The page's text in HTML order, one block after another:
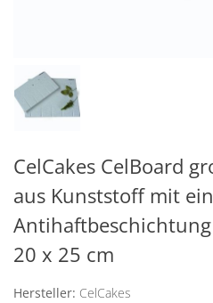
CelCakes CelBoard
aus Kunststoff mit
20 x 25 cm
Hersteller: CelCakes